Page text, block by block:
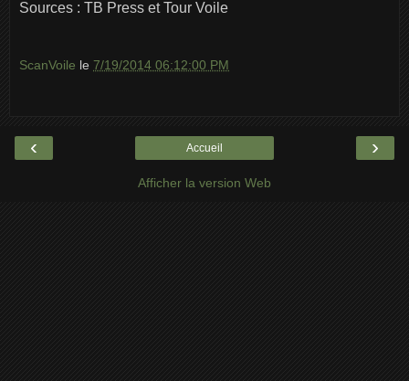
Sources : TB Press et Tour Voile
ScanVoile le 7/19/2014 06:12:00 PM
‹ ›
Accueil
Afficher la version Web